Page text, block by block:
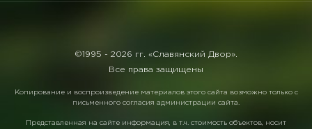
©1995 - 2026 гг. «Славянский Двор».
Все права защищены
Копирование и воспроизведение материалов этого сайта возможно только с
письменного согласия администрации сайта.
Представленная на сайте информация, в т.ч. стоимость объектов, носит